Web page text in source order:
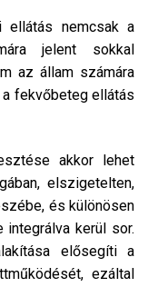
ellátás nemcsak a
jelent sokkal
az állam számára
fekvőbeteg ellátás
akkor lehet
elszigetelten,
és különösen
kerül sor.
elősegíti a
ezáltal